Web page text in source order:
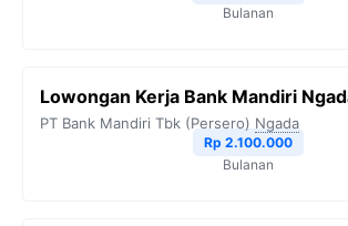
Bulanan
Lowongan Kerja Bank Mandiri
PT Bank Mandiri Tbk (Persero) Ngada
Rp 2.100.000
Bulanan